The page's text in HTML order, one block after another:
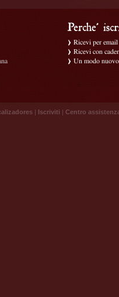
Ricevi per
Ricevi con
Un modo
| Iscriviti | Centro